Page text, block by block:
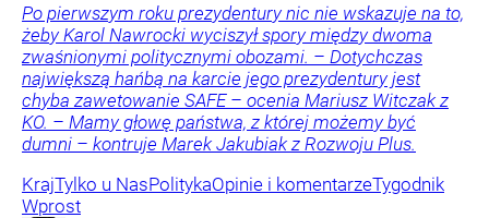
Po pierwszym roku prezydentury nic nie wskazuje na to,
żeby Karol Nawrocki wyciszył spory między dwoma
zwaśnionymi politycznymi obozami. – Dotychczas
największą hańbą na karcie jego prezydentury jest
chyba zawetowanie SAFE – ocenia Mariusz Witczak z
KO. – Mamy głowę państwa, z której możemy być
dumni – kontruje Marek Jakubiak z Rozwoju Plus.
KrajTylko u NasPolitykaOpinie i komentarzeTygodnik
Wprost